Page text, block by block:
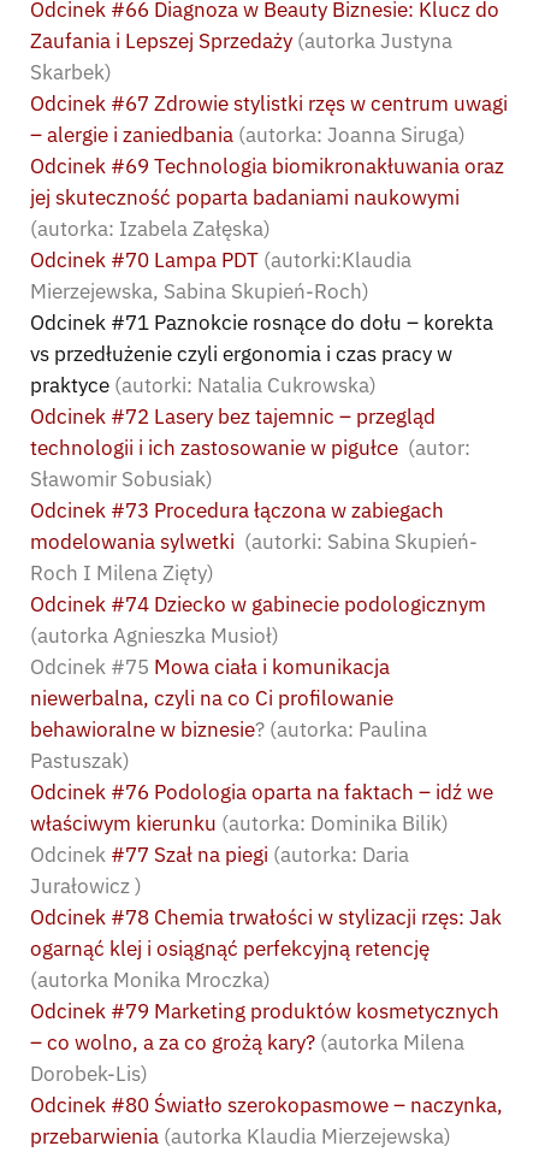
Odcinek #66 Diagnoza w Beauty Biznesie: Klucz do
Zaufania i Lepszej Sprzedaży (autorka Justyna
Skarbek)
Odcinek #67 Zdrowie stylistki rzęs w centrum uwagi
– alergie i zaniedbania (autorka: Joanna Siruga)
Odcinek #69 Technologia biomikronakłuwania oraz
jej skuteczność poparta badaniami naukowymi
(autorka: Izabela Załęska)
Odcinek #70 Lampa PDT (autorki:Klaudia
Mierzejewska, Sabina Skupień-Roch)
Odcinek #71 Paznokcie rosnące do dołu – korekta
vs przedłużenie czyli ergonomia i czas pracy w
praktyce (autorki: Natalia Cukrowska)
Odcinek #72 Lasery bez tajemnic – przegląd
technologii i ich zastosowanie w pigułce (autor:
Sławomir Sobusiak)
Odcinek #73 Procedura łączona w zabiegach
modelowania sylwetki (autorki: Sabina Skupień-
Roch I Milena Zięty)
Odcinek #74 Dziecko w gabinecie podologicznym
(autorka Agnieszka Musioł)
Odcinek #75 Mowa ciała i komunikacja
niewerbalna, czyli na co Ci profilowanie
behawioralne w biznesie? (autorka: Paulina
Pastuszak)
Odcinek #76 Podologia oparta na faktach – idź we
właściwym kierunku (autorka: Dominika Bilik)
Odcinek #77 Szał na piegi (autorka: Daria
Jurałowicz )
Odcinek #78 Chemia trwałości w stylizacji rzęs: Jak
ogarnąć klej i osiągnąć perfekcyjną retencję
(autorka Monika Mroczka)
Odcinek #79 Marketing produktów kosmetycznych
– co wolno, a za co grożą kary? (autorka Milena
Dorobek-Lis)
Odcinek #80 Światło szerokopasmowe – naczynka,
przebarwienia (autorka Klaudia Mierzejewska)